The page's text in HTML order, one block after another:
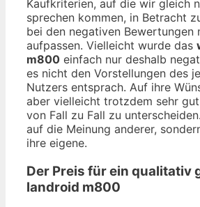
Kaufkriterien, auf die wir gleich
sprechen kommen, in Betracht
bei den negativen Bewertungen
aufpassen. Vielleicht wurde das
m800 einfach nur deshalb
es nicht den Vorstellungen des
Nutzers entsprach. Auf ihre
aber vielleicht trotzdem sehr
von Fall zu Fall zu
auf die Meinung anderer,
ihre eigene.
Der Preis für ein qualitativ
landroid m800